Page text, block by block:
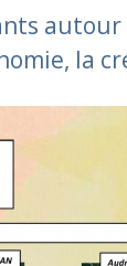
autour
la